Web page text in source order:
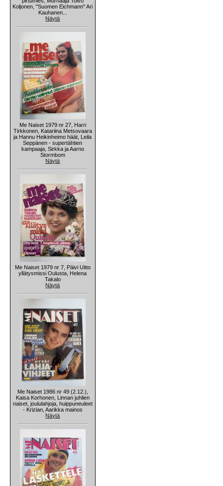
Koljonen, "Suomen Eichmann" Ari
Kauhanen...
Näytä
Me Naiset 1979 nr 27, Harri
Tirkkonen, Katariina Metsovaara
ja Hannu Heikinheimo häät, Leila
Seppänen - supertähtien
kampaaja, Sirkka ja Aarno
Stormbom
Näytä
Me Naiset 1979 nr 7, Päivi Uitto
yllätysmissi Oulusta, Helena
Takalo
Näytä
Me Naiset 1986 nr 49 (2.12.),
Kaisa Korhonen, Linnan juhlien
naiset, joululahjoja, huippuneuleet
- Krizian, Aarikka mainos
Näytä